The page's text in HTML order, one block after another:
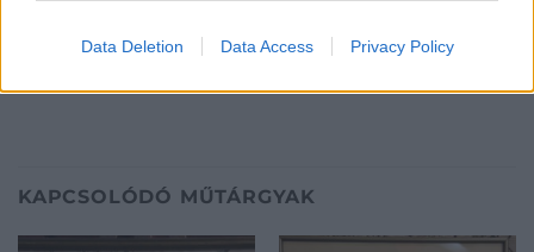
Data Deletion Data Access Privacy Policy
KAPCSOLÓDÓ MŰTÁRGYAK